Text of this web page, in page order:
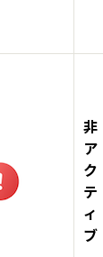
非
ア
ク
テ
ィ
ブ